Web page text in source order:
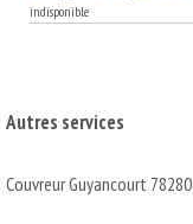
indisponible
Autres services
Couvreur Guyancourt 78280